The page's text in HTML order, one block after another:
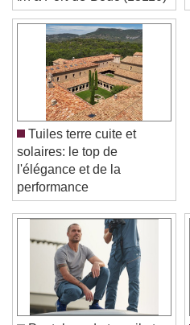
Video Player is loading.
Play Video
Play
Skip Backward
Unmute
f/h à Port-de-Bouc (13110)
Tuiles terre cuite et
solaires: le top de
l'élégance et de la
performance